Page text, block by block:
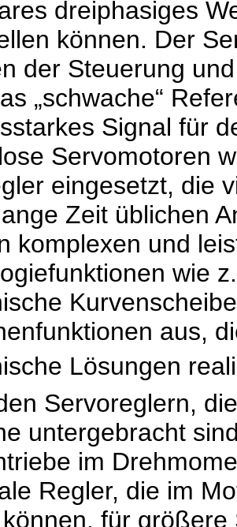
dreiphasiges
können. Der
der Steuerung
„schwache“
Signal für
Servomotoren
eingesetzt, die
Zeit üblichen
komplexen und
wie
aus,
Lösungen
Servoreglern,
untergebracht
im
Regler, die im
für